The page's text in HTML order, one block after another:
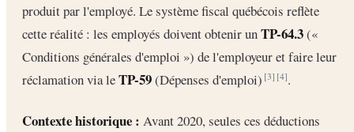
produit par l'employé. Le système fiscal québécois reflète
cette réalité : les employés doivent obtenir unTP-64.3(«
Conditions générales d'emploi ») de l'employeur et faire leur
réclamation via leTP-59(Dépenses d'emploi)[3] [4].
Contexte historique : Avant 2020, seules ces déductions